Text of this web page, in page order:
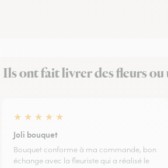
Ils ont fait livrer des fleurs ou
★ ★ ★ ★ ★
Joli bouquet
Bouquet conforme à ma commande, bon
échange avec la fleuriste qui a réalisé le